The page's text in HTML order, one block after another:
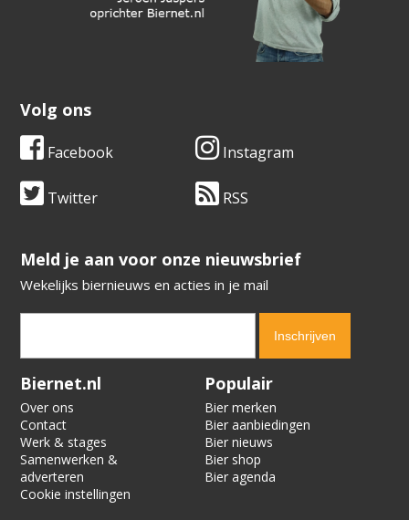
Volg ons
Facebook Instagram
Twitter RSS
​​​​​​​Meld je aan voor onze nieuwsbrief
Wekelijks biernieuws en acties in je mail
Verification code:
Biernet.nl
Over ons
Contact
Werk & stages
Samenwerken &
adverteren
Cookie instellingen
Populair
Bier merken
Bier aanbiedingen
Bier nieuws
Bier shop
Bier agenda